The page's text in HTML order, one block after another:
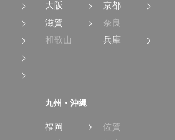
大阪
京都
滋賀
奈良
和歌山
兵庫
九州・沖縄
福岡
佐賀